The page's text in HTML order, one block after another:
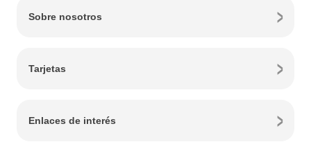
Sobre nosotros
Tarjetas
Enlaces de interés